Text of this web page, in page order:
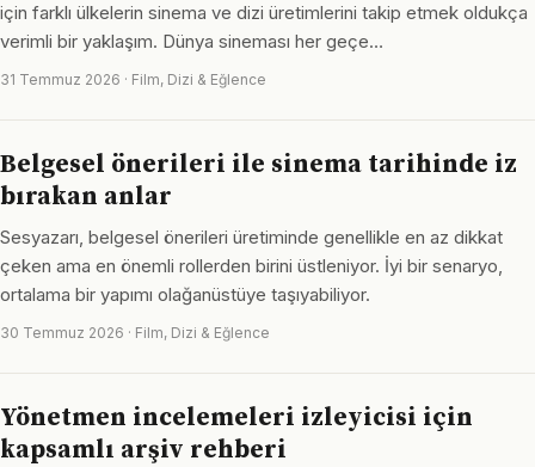
için farklı ülkelerin sinema ve dizi üretimlerini takip etmek oldukça
verimli bir yaklaşım. Dünya sineması her geçe…
31 Temmuz 2026 · Film, Dizi & Eğlence
Belgesel önerileri ile sinema tarihinde iz
bırakan anlar
Sesyazarı, belgesel önerileri üretiminde genellikle en az dikkat
çeken ama en önemli rollerden birini üstleniyor. İyi bir senaryo,
ortalama bir yapımı olağanüstüye taşıyabiliyor.
30 Temmuz 2026 · Film, Dizi & Eğlence
Yönetmen incelemeleri izleyicisi için
kapsamlı arşiv rehberi